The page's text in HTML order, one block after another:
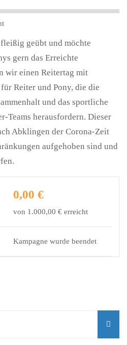
geübt und möchte
gern das Erreichte
wir einen Reitertag mit
Reiter und Pony, die die
und das sportliche
Teams herausfordern. Dieser
Abklingen der Corona-Zeit
aufgehoben sind und
0,00 €
von 1.000,00 € erreicht
Kampagne wurde beendet